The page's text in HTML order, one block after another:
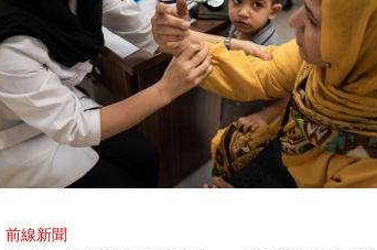
前線新聞